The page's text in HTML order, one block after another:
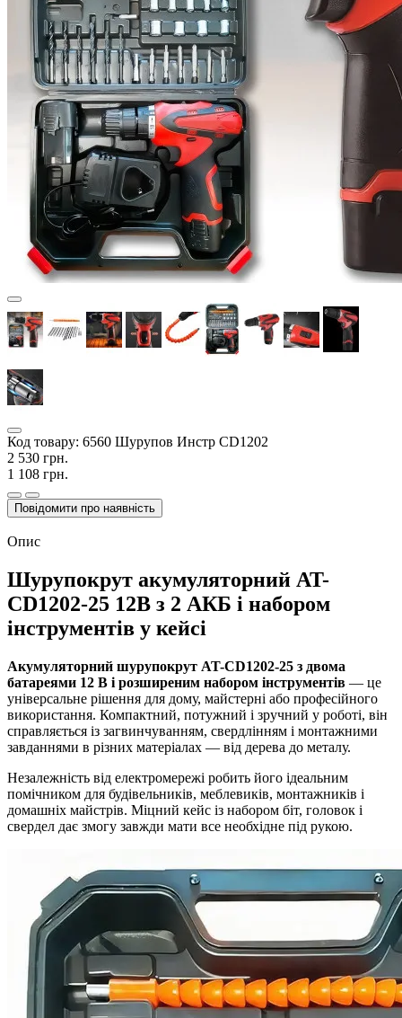
Код товару: 6560 Шурупов Инстр CD1202
2 530 грн.
1 108 грн.
Повідомити про наявність
Опис
Шурупокрут акумуляторний AT-
CD1202-25 12В з 2 АКБ і набором
інструментів у кейсі
Акумуляторний шурупокрут AT-CD1202-25 з двома
батареями 12 В і розширеним набором інструментів — це
універсальне рішення для дому, майстерні або професійного
використання. Компактний, потужний і зручний у роботі, він
справляється із загвинчуванням, свердлінням і монтажними
завданнями в різних матеріалах — від дерева до металу.
Незалежність від електромережі робить його ідеальним
помічником для будівельників, меблевиків, монтажників і
домашніх майстрів. Міцний кейс із набором біт, головок і
свердел дає змогу завжди мати все необхідне під рукою.